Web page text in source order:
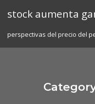
stock aumenta
perspectivas del precio del